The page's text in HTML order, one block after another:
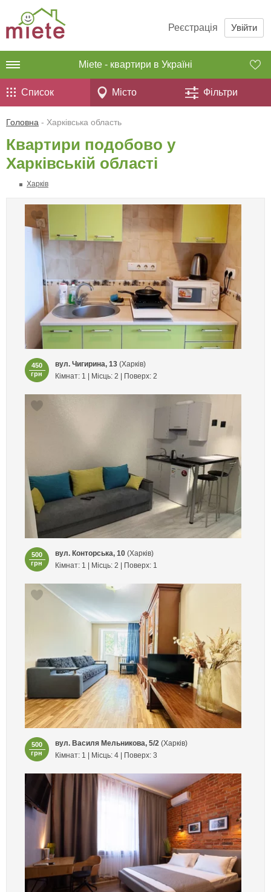
Реєстрація Увійти
Miete - квартири в Україні
Список Місто Фільтри
Головна - Харківська область
Квартири подобово у
Харківській області
Харків
450
грн
вул. Чигирина, 13(Харків)
Кімнат: 1 | Місць: 2 | Поверх: 2
500
грн
вул. Конторська, 10(Харків)
Кімнат: 1 | Місць: 2 | Поверх: 1
500
грн
вул. Василя Мельникова, 5/2 (Харків)
Кімнат: 1 | Місць: 4 | Поверх: 3